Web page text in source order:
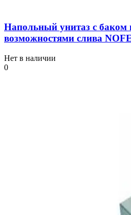
Напольный унитаз с баком
возможностями слива
Нет в наличии
0